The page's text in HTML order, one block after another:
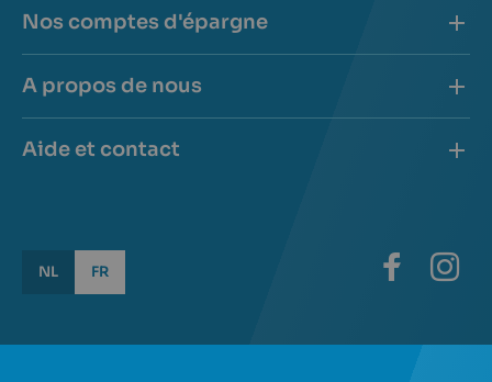
Nos comptes d'épargne
A propos de nous
Aide et contact
NL FR